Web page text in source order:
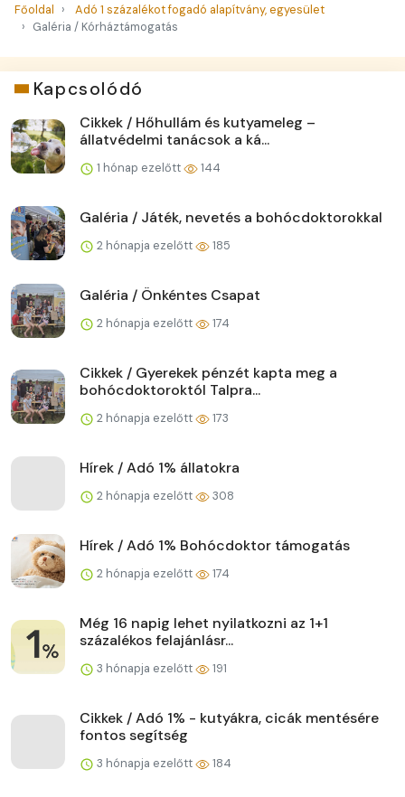
Főoldal
Adó 1 százalékot fogadó alapítvány, egyesület
Galéria / Kórháztámogatás
Kapcsolódó
Cikkek / Hőhullám és kutyameleg –
állatvédelmi tanácsok a ká...
1 hónap ezelőtt 144
Galéria / Játék, nevetés a bohócdoktorokkal
2 hónapja ezelőtt 185
Galéria / Önkéntes Csapat
2 hónapja ezelőtt 174
Cikkek / Gyerekek pénzét kapta meg a
bohócdoktoroktól Talpra...
2 hónapja ezelőtt 173
Hírek / Adó 1% állatokra
2 hónapja ezelőtt 308
Hírek / Adó 1% Bohócdoktor támogatás
2 hónapja ezelőtt 174
Még 16 napig lehet nyilatkozni az 1+1
százalékos felajánlásr...
3 hónapja ezelőtt 191
Cikkek / Adó 1% - kutyákra, cicák mentésére
fontos segítség
3 hónapja ezelőtt 184